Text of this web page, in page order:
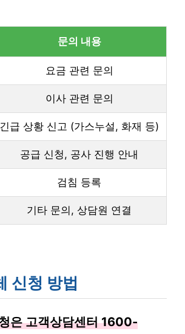
문의 내용
요금 관련 문의
이사 관련 문의
긴급 상황 신고 (가스누설, 화재 등)
공급 신청, 공사 진행 안내
검침 등록
기타 문의, 상담원 연결
신청 방법
은 고객상담센터 1600-